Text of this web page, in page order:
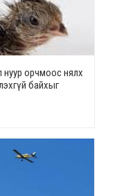
нуур орчмоос нялх
байхыг